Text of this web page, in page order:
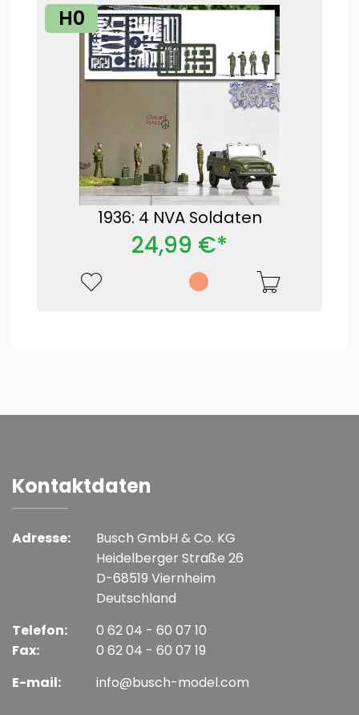
H0
1936: 4 NVA Soldaten
24,99 €*
Kontaktdaten
Adresse:
Busch GmbH & Co. KG
Heidelberger Straße 26
D-68519 Viernheim
Deutschland
Telefon:
Fax:
0 62 04 - 60 07 10
0 62 04 - 60 07 19
E-mail:
info@busch-model.com